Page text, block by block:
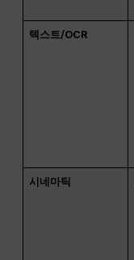
텍스트/OCR
시네마틱